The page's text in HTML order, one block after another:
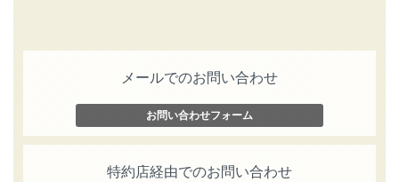
メールでのお問い合わせ
お問い合わせフォーム
特約店経由でのお問い合わせ